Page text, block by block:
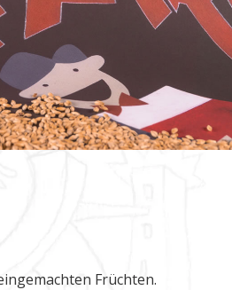
Früchten.